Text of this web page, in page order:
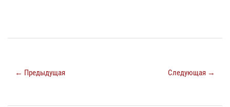
← Предыдущая Следующая →